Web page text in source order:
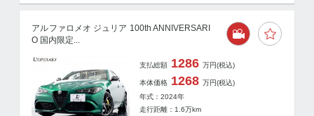
アルファロメオ ジュリア 100th ANNIVERSARI
O 国内限定...
支払総額 1286 万円(税込)
本体価格 1268 万円(税込)
年式：2024年
走行距離： 1.6万km